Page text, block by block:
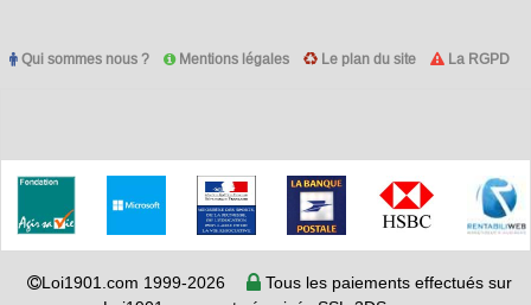
Qui sommes nous ? Mentions légales Le plan du site La RGPD
Loi1901.com 1999-2026
Tous les paiements effectués sur